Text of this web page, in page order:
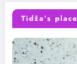
Tidža’s place